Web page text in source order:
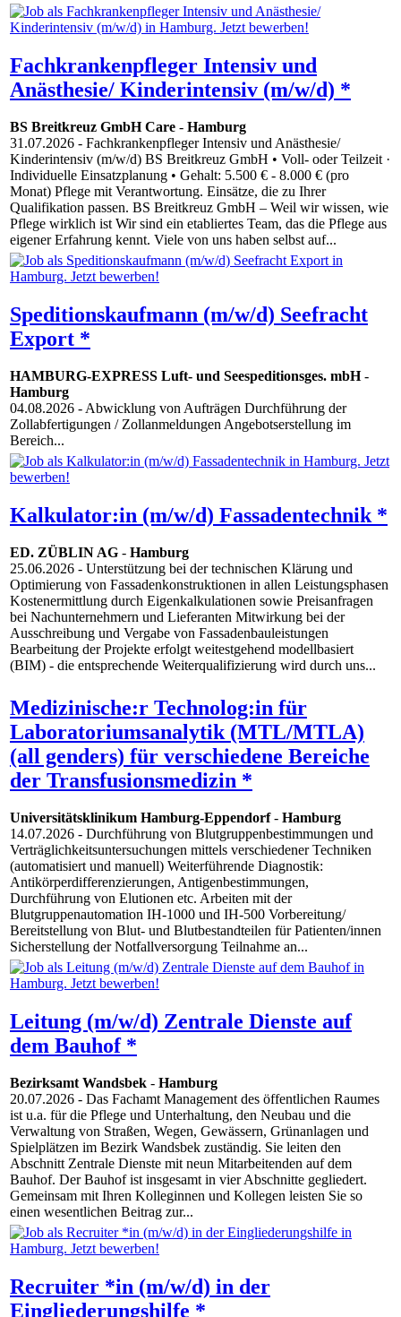
Fachkrankenpfleger Intensiv und
Anästhesie/ Kinderintensiv (m/w/d) *
BS Breitkreuz GmbH Care - Hamburg
31.07.2026 - Fachkrankenpfleger Intensiv und Anästhesie/
Kinderintensiv (m/w/d) BS Breitkreuz GmbH • Voll- oder Teilzeit ·
Individuelle Einsatzplanung • Gehalt: 5.500 € - 8.000 € (pro
Monat) Pflege mit Verantwortung. Einsätze, die zu Ihrer
Qualifikation passen. BS Breitkreuz GmbH – Weil wir wissen, wie
Pflege wirklich ist Wir sind ein etabliertes Team, das die Pflege aus
eigener Erfahrung kennt. Viele von uns haben selbst auf...
Speditionskaufmann (m/w/d) Seefracht
Export *
HAMBURG-EXPRESS Luft- und Seespeditionsges. mbH-
Hamburg
04.08.2026 - Abwicklung von Aufträgen Durchführung der
Zollabfertigungen / Zollanmeldungen Angebotserstellung im
Bereich...
Kalkulator:in (m/w/d) Fassadentechnik *
ED. ZÜBLIN AG - Hamburg
25.06.2026 - Unterstützung bei der technischen Klärung und
Optimierung von Fassadenkonstruktionen in allen Leistungsphasen
Kostenermittlung durch Eigenkalkulationen sowie Preisanfragen
bei Nachunternehmern und Lieferanten Mitwirkung bei der
Ausschreibung und Vergabe von Fassadenbauleistungen
Bearbeitung der Projekte erfolgt weitestgehend modellbasiert
(BIM) - die entsprechende Weiterqualifizierung wird durch uns...
Medizinische:r Technolog:in für
Laboratoriumsanalytik (MTL/MTLA)
(all genders) für verschiedene Bereiche
der Transfusionsmedizin *
Universitätsklinikum Hamburg-Eppendorf- Hamburg
14.07.2026 - Durchführung von Blutgruppenbestimmungen und
Verträglichkeitsuntersuchungen mittels verschiedener Techniken
(automatisiert und manuell) Weiterführende Diagnostik:
Antikörperdifferenzierungen, Antigenbestimmungen,
Durchführung von Elutionen etc. Arbeiten mit der
Blutgruppenautomation IH-1000 und IH-500 Vorbereitung/
Bereitstellung von Blut- und Blutbestandteilen für Patienten/innen
Sicherstellung der Notfallversorgung Teilnahme an...
Leitung (m/w/d) Zentrale Dienste auf
dem Bauhof *
Bezirksamt Wandsbek - Hamburg
20.07.2026 - Das Fachamt Management des öffentlichen Raumes
ist u.a. für die Pflege und Unterhaltung, den Neubau und die
Verwaltung von Straßen, Wegen, Gewässern, Grünanlagen und
Spielplätzen im Bezirk Wandsbek zuständig. Sie leiten den
Abschnitt Zentrale Dienste mit neun Mitarbeitenden auf dem
Bauhof. Der Bauhof ist insgesamt in vier Abschnitte gegliedert.
Gemeinsam mit Ihren Kolleginnen und Kollegen leisten Sie so
einen wesentlichen Beitrag zur...
Recruiter *in (m/w/d) in der
Eingliederungshilfe *